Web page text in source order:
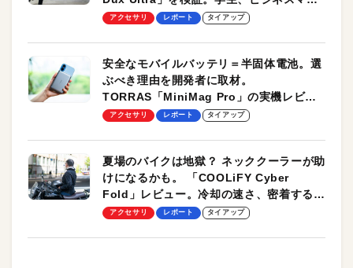
のモバイルユースに最適！
アクセサリ レポート タイアップ
安全なモバイルバッテリ＝半固体電池。選
ぶべき理由を開発者に取材。
TORRAS「MiniMag Pro」の実機レビュ
ーも
アクセサリ レポート タイアップ
夏場のバイクは地獄？ ネッククーラーが助
けになるかも。 「COOLiFY Cyber
Fold」レビュー。冷却の速さ、密着する冷
却プレート、シンプルな操作性がグッド！
アクセサリ レポート タイアップ